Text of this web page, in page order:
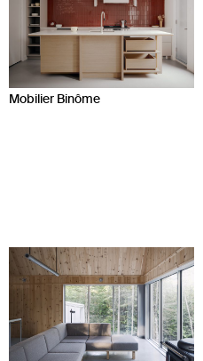
Mobilier Binôme